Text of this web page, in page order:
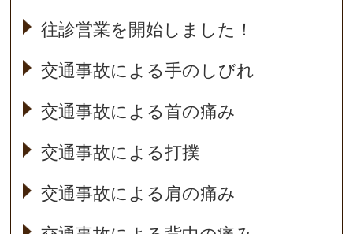
往診営業を開始しました！
交通事故による手のしびれ
交通事故による首の痛み
交通事故による打撲
交通事故による肩の痛み